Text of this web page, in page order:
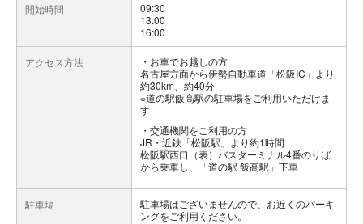
開始時間
09:30
13:00
16:00
アクセス方法
お車でお越しの方
名古屋方面から伊勢自動車道「松阪IC」より
約30km、約40分
※道の駅飯高駅の駐車場をご利用いただけま
す
交通機関をご利用の方
JR・近鉄「松阪駅」より約1時間
松阪駅西口（表）バスターミナル4番のりば
から乗車し、「道の駅 飯高駅」下車
駐車場
駐車場はございませんので、お近くのパーキ
ングをご利用ください。